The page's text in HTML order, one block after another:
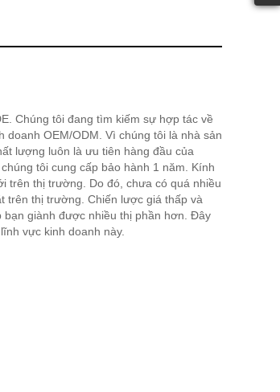
Chúng tôi đang tìm kiếm sự hợp tác về
doanh OEM/ODM. Vì chúng tôi là nhà sản
lượng luôn là ưu tiên hàng đầu của
tôi cung cấp bảo hành 1 năm. Kính
trên thị trường. Do đó, chưa có quá nhiều
trên thị trường. Chiến lược giá thấp và
giành được nhiều thị phần hơn. Đây
vực kinh doanh này.